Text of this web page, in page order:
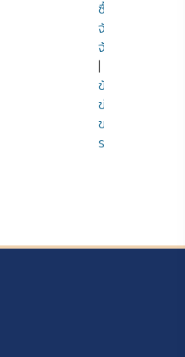
ซื้อ
จัด
จ้าง
|
ข้อมูล
ข่าวสาร
ของ
ราชการ